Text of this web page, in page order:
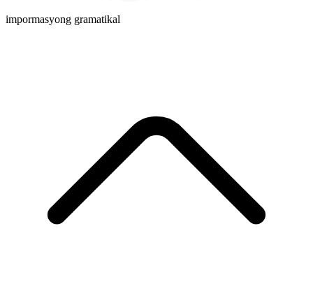
impormasyong gramatikal